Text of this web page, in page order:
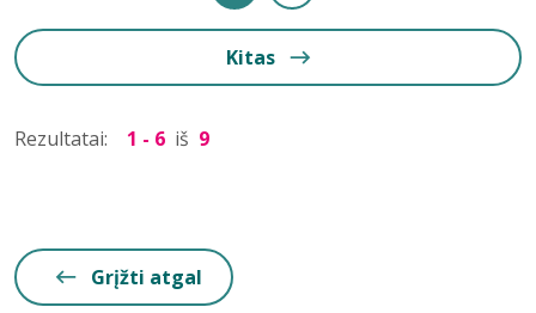
Kitas
Rezultatai: 1 - 6 iš 9
Grįžti atgal